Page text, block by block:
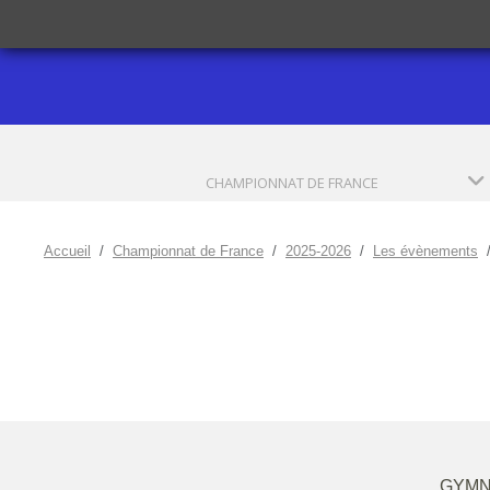
CHAMPIONNAT DE FRANCE
Accueil Championnat de France 2025-2026 Les évènements